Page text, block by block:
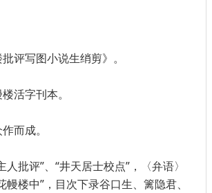
评写图小说生绡剪》。
活字刊本。
而成。
人批评”、“井天居士校点”，〈弁语〉
幔楼中”，目次下录谷口生、篱隐君、